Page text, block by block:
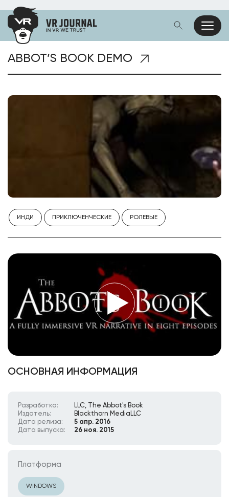
ABBOT’S BOOK DEMO
ИНДИ ПРИКЛЮЧЕНЧЕСКИЕ РОЛЕВЫЕ
ОСНОВНАЯ ИНФОРМАЦИЯ
Разработка:
LLC, The Abbot's Book
Издатель:
Blackthorn MediaLLC
Дата релиза:
5 апр. 2016
Дата выпуска:
26 ноя. 2015
Платформа
WINDOWS